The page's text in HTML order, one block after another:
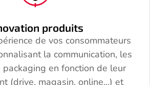
produits
de vos consommateurs
la communication, les
en fonction de leur
(drive, magasin, online…) et